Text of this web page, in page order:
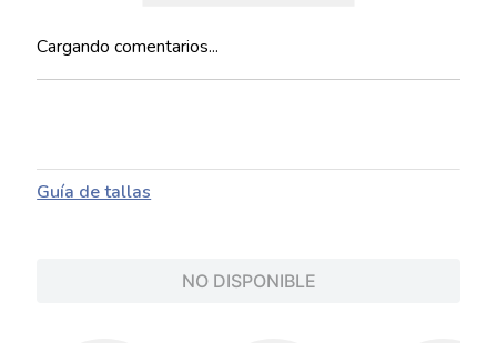
Cargando comentarios...
Guía de tallas
NO DISPONIBLE